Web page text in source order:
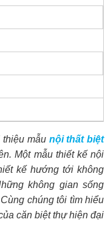
mẫu nội thất biệt
Một mẫu thiết kế nội
kế hướng tới không
không gian sống
chúng tôi tìm hiểu
căn biệt thự hiện đại